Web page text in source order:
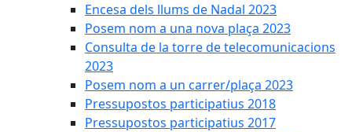
Encesa dels llums de Nadal 2023
Posem nom a una nova plaça 2023
Consulta de la torre de telecomunicacions
2023
Posem nom a un carrer/plaça 2023
Pressupostos participatius 2018
Pressupostos participatius 2017